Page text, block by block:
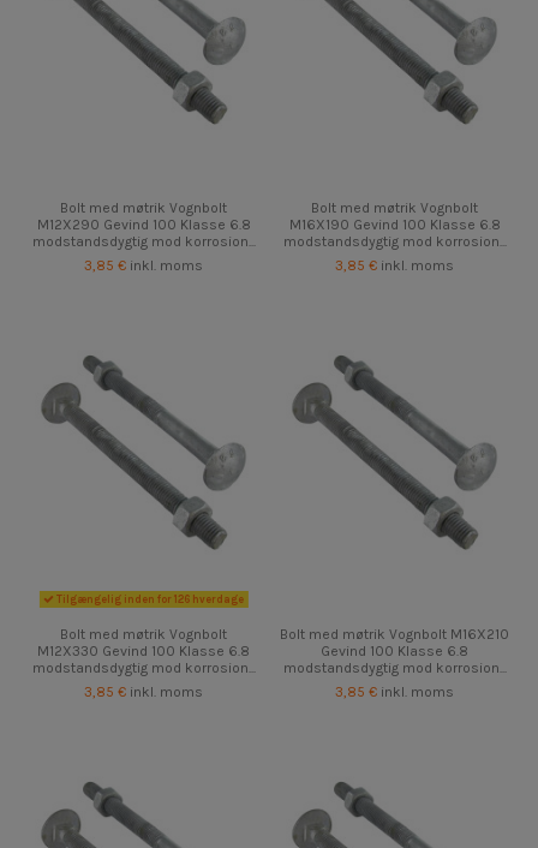
Bolt med møtrik Vognbolt
M12X290 Gevind 100 Klasse 6.8
modstandsdygtig mod korrosion...
3,85 € inkl. moms
Bolt med møtrik Vognbolt
M16X190 Gevind 100 Klasse 6.8
modstandsdygtig mod korrosion...
3,85 € inkl. moms
Tilgængelig inden for 126 hverdage
Bolt med møtrik Vognbolt
M12X330 Gevind 100 Klasse 6.8
modstandsdygtig mod korrosion...
3,85 € inkl. moms
Bolt med møtrik Vognbolt M16X210
Gevind 100 Klasse 6.8
modstandsdygtig mod korrosion...
3,85 € inkl. moms